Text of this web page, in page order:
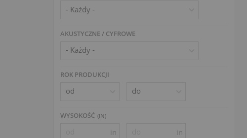
AKUSTYCZNE / CYFROWE
ROK PRODUKCJI
WYSOKOŚĆ (IN)
in in